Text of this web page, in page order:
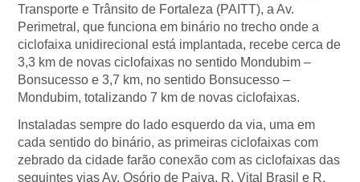
Transporte e Trânsito de Fortaleza (PAITT), a Av.
Perimetral, que funciona em binário no trecho onde a
ciclofaixa unidirecional está implantada, recebe cerca de
3,3 km de novas ciclofaixas no sentido Mondubim –
Bonsucesso e 3,7 km, no sentido Bonsucesso –
Mondubim, totalizando 7 km de novas ciclofaixas.
Instaladas sempre do lado esquerdo da via, uma em
cada sentido do binário, as primeiras ciclofaixas com
zebrado da cidade farão conexão com as ciclofaixas das
seguintes vias Av. Osório de Paiva, R. Vital Brasil e R.